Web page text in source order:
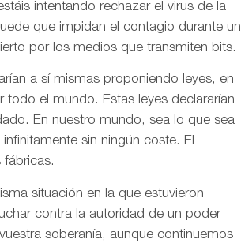
intentando rechazar el virus de la
que impidan el contagio durante un
por los medios que transmiten bits.
a sí mismas proponiendo leyes, en
el mundo. Estas leyes declararían
En nuestro mundo, sea lo que sea
sin ningún coste. El
fábricas.
situación en la que estuvieron
contra la autoridad de un poder
soberanía, aunque continuemos